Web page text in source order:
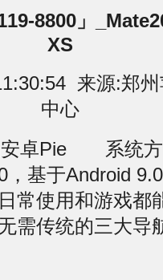
8800」
XS
来源:郑
中心
卓Pie 系统方
，基于Android
常使用和游戏都
需传统的三大导